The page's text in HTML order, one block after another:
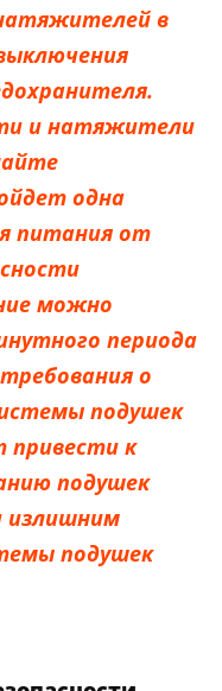
в
и натяжители
одна
питания от
можно
периода
о
подушек
привести к
подушек
излишним
подушек